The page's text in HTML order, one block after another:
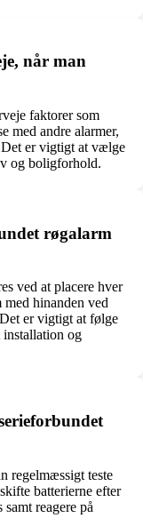
når man
faktorer som
med andre alarmer,
er vigtigt at vælge
og boligforhold.
røgalarm
ved at placere hver
hinanden ved
er vigtigt at følge
og
regelmæssigt teste
batterierne efter
reagere på